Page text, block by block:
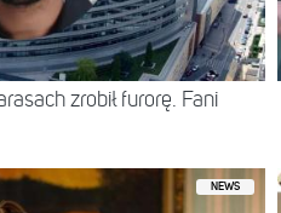
zrobił furorę. Fani
NEWS